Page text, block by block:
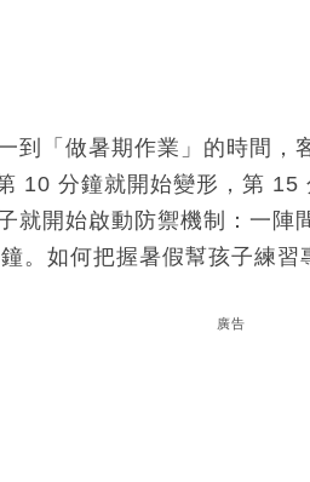
到「做暑期作業」的時間，
10 分鐘就開始變形，第 15
就開始啟動防禦機制：一
。如何把握暑假幫孩子練習
廣告